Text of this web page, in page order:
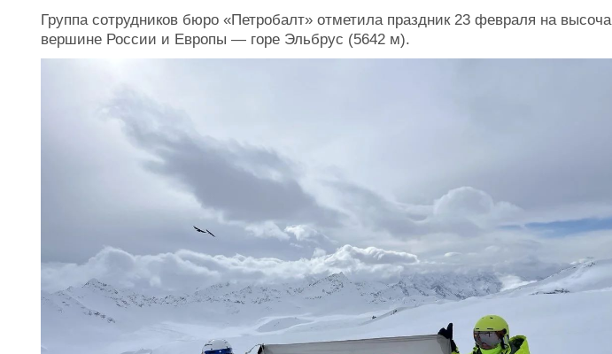
Группа сотрудников бюро «Петробалт» отметила праздник 23 февраля на
вершине России и Европы — горе Эльбрус (5642 м).